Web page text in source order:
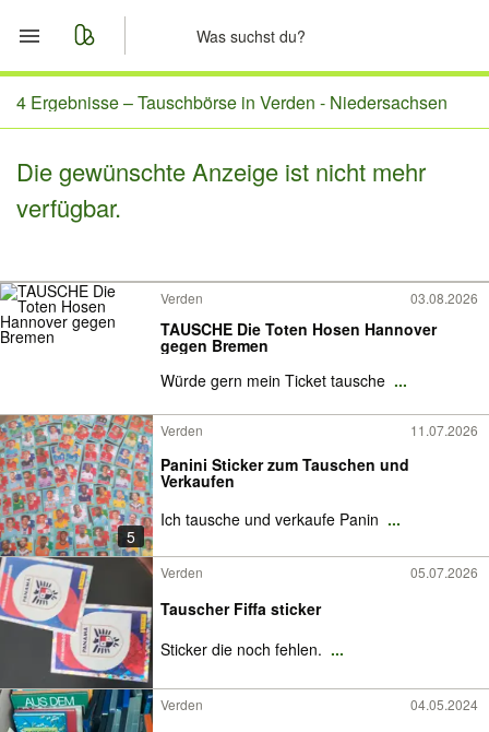
Start
Nachrichten
4 Ergebnisse –Tauschbörse in Verden - Niedersachsen
Die gewünschte Anzeige ist nicht mehr
verfügbar.
Verden 03.08.2026
TAUSCHE Die Toten Hosen Hannover
gegen Bremen
Würde gern mein Ticket tausche ...
5
Verden 11.07.2026
Panini Sticker zum Tauschen und
Verkaufen
Ich tausche und verkaufe Panin ...
Verden 05.07.2026
Tauscher Fiffa sticker
Sticker die noch fehlen. ...
Verden 04.05.2024